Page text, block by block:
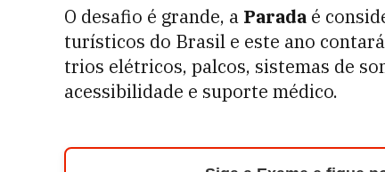
O desafio é grande, a Parada é
turísticos do Brasil e este ano
trios elétricos, palcos, sistemas de
acessibilidade e suporte médico.